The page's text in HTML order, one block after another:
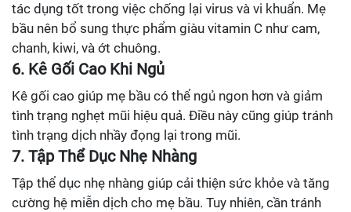
tác dụng tốt trong việc chống lại virus và vi khuẩn. Mẹ
bầu nên bổ sung thực phẩm giàu vitamin C như cam,
chanh, kiwi, và ớt chuông.
6. Kê Gối Cao Khi Ngủ
Kê gối cao giúp mẹ bầu có thể ngủ ngon hơn và giảm
tình trạng nghẹt mũi hiệu quả. Điều này cũng giúp tránh
tình trạng dịch nhầy đọng lại trong mũi.
7. Tập Thể Dục Nhẹ Nhàng
Tập thể dục nhẹ nhàng giúp cải thiện sức khỏe và tăng
cường hệ miễn dịch cho mẹ bầu. Tuy nhiên, cần tránh